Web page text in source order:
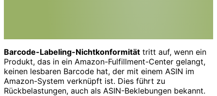
Barcode-Labeling-Nichtkonformität tritt auf, wenn ein
Produkt, das in ein Amazon-Fulfillment-Center gelangt,
keinen lesbaren Barcode hat, der mit einem ASIN im
Amazon-System verknüpft ist. Dies führt zu
Rückbelastungen, auch als ASIN-Beklebungen bekannt.